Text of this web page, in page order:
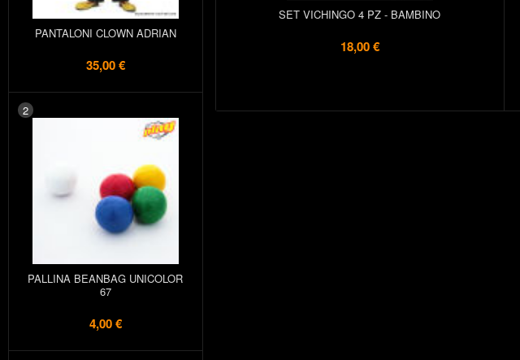
PANTALONI CLOWN ADRIAN
35,00 €
2
PALLINA BEANBAG UNICOLOR
67
4,00 €
SET VICHINGO 4 PZ - BAMBINO
18,00 €